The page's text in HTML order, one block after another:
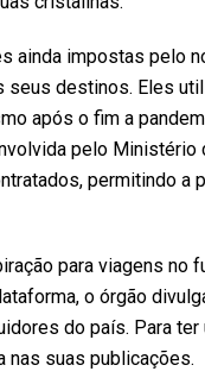
ainda impostas pelo
seus destinos. Eles
após o fim a
pelo
permitindo a
para viagens no
o órgão
do país. Para
nas suas publicações.